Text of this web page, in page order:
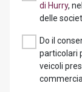
di Hurry,
delle
Do il
particolari
veicoli